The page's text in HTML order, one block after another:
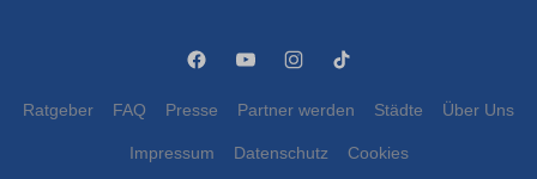
Ratgeber FAQ Presse Partner werden Städte Über Uns
Impressum Datenschutz Cookies